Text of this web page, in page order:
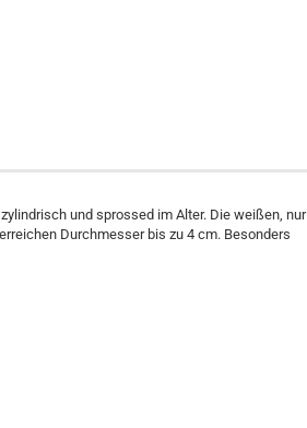
und sprossed im Alter. Die weißen, nur
Durchmesser bis zu 4 cm. Besonders